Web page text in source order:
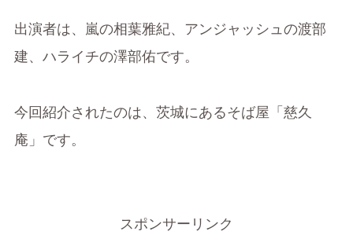
出演者は、嵐の相葉雅紀、アンジャッシュの渡部
建、ハライチの澤部佑です。
今回紹介されたのは、茨城にあるそば屋「慈久
庵」です。
スポンサーリンク